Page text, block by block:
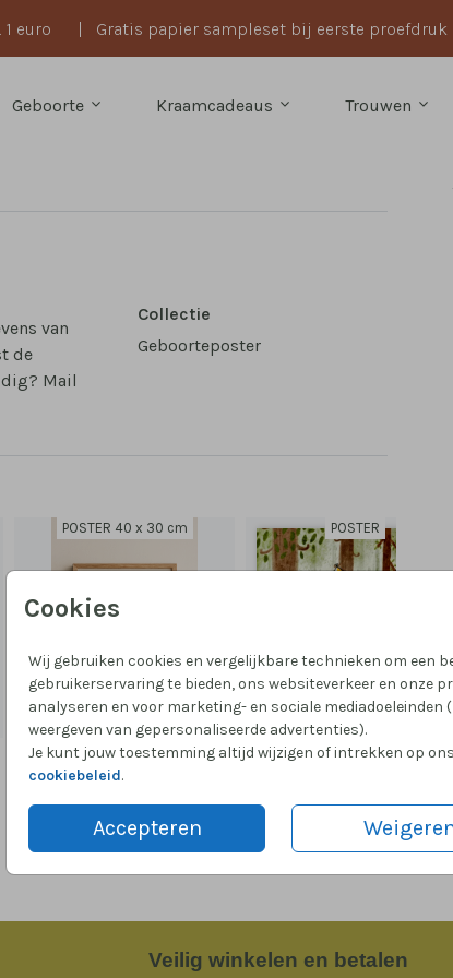
1 euro | Gratis papier sampleset bij eerste proefdruk
Geboorte Kraamcadeaus Trouwen
Cookies
Wij gebruiken cookies en vergelijkbare technieken om een
gebruikerservaring te bieden, ons websiteverkeer en onze
analyseren en voor marketing- en sociale mediadoeleinden
weergeven van gepersonaliseerde advertenties).
Je kunt jouw toestemming altijd wijzigen of intrekken op ons
cookiebeleid.
Accepteren
van
de
Mail
Collectie
Geboorteposter
POSTER 40 x 30 cm POSTER
Veilig winkelen en betalen